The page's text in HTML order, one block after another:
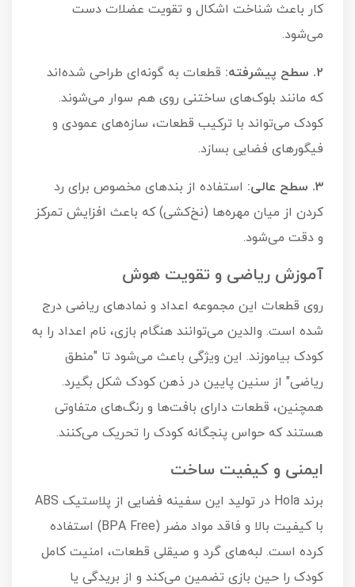
کار باعث شناخت اشکال و تقویت عضلات دست
می‌شود.
۲. سطح پیشرفته:
قطعات به گونه‌ای طراحی شده‌اند
که مانند بلوک‌های ساختنی روی هم سوار می‌شوند.
کودک می‌تواند با ترکیب قطعات، سازه‌های عمودی و
فیگورهای فضایی بسازد.
۳. سطح عالی:
استفاده از بندهای مخصوص برای رد
کردن از میان مهره‌ها (نخ‌کشی) که باعث افزایش تمرکز
و دقت می‌شود.
آموزش ریاضی و تقویت هوش
روی قطعات این مجموعه اعداد و نمادهای ریاضی درج
شده است. والدین می‌توانند هنگام بازی، نام اعداد را به
کودک بیاموزند. این ویژگی باعث می‌شود تا "منطق
ریاضی" از سنین پایین در ذهن کودک شکل بگیرد.
همچنین، قطعات دارای بافت‌ها و رنگ‌های متفاوتی
هستند که حواس پنجگانه کودک را تحریک می‌کنند.
ایمنی و کیفیت ساخت
برند Hola در تولید این سفینه فضایی از پلاستیک ABS
با کیفیت بالا و فاقد مواد مضر (BPA Free) استفاده
کرده است. لبه‌های گرد و صیقلی قطعات، امنیت کامل
کودک را حین بازی تضمین می‌کند و از بریدگی یا